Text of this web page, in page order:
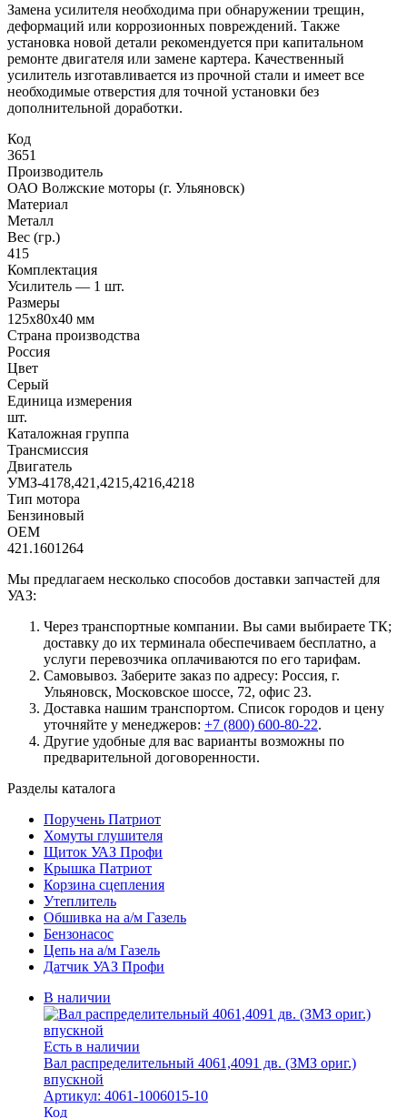
Замена усилителя необходима при обнаружении трещин,
деформаций или коррозионных повреждений. Также
установка новой детали рекомендуется при капитальном
ремонте двигателя или замене картера. Качественный
усилитель изготавливается из прочной стали и имеет все
необходимые отверстия для точной установки без
дополнительной доработки.
Код
3651
Производитель
ОАО Волжские моторы (г. Ульяновск)
Материал
Металл
Вес (гр.)
415
Комплектация
Усилитель — 1 шт.
Размеры
125х80х40 мм
Страна производства
Россия
Цвет
Серый
Единица измерения
шт.
Каталожная группа
Трансмиссия
Двигатель
УМЗ-4178,421,4215,4216,4218
Тип мотора
Бензиновый
OEM
421.1601264
Мы предлагаем несколько способов доставки запчастей для
УАЗ:
Через транспортные компании. Вы сами выбираете ТК;
доставку до их терминала обеспечиваем бесплатно, а
услуги перевозчика оплачиваются по его тарифам.
Самовывоз. Заберите заказ по адресу: Россия, г.
Ульяновск, Московское шоссе, 72, офис 23.
Доставка нашим транспортом. Список городов и цену
уточняйте у менеджеров: +7 (800) 600-80-22.
Другие удобные для вас варианты возможны по
предварительной договоренности.
Разделы каталога
Поручень Патриот
Хомуты глушителя
Щиток УАЗ Профи
Крышка Патриот
Корзина сцепления
Утеплитель
Обшивка на а/м Газель
Бензонасос
Цепь на а/м Газель
Датчик УАЗ Профи
В наличии
Есть в наличии
Вал распределительный 4061,4091 дв. (ЗМЗ ориг.)
впускной
Артикул: 4061-1006015-10
Код